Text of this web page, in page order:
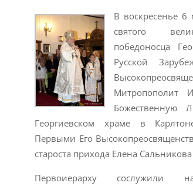
В воскресенье
святого
победоносца
Русской
Митропополит
Божественную
Георгиевском храме в
Первыми Его
староста прихода Елена
Первоиерарху сослужили